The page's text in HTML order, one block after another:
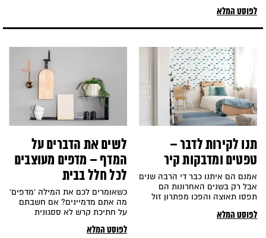
לפוסט המלא
תנו לקירות לדבר –
טפטים ומדבקות קיר
אמנם הם איתנו כבר די הרבה שנים
אבל רק בשנים האחרונות הם
תפסו תאוצה והפכו מפתרון זול
ומרשימה לשדרג את נראות החלל
לפוסט המלא
לשים את הדברים על
המדף – מדפים מעוצבים
לכל חלל בבית
כשאומרים לכם את המילה 'מדפים'
מה אתם מדמיינים? אם חשבתם
על חתיכת קרש לא ססגונית
בשבילכם. מדפים עגולים,
לפוסט המלא